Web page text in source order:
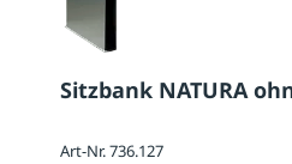
Sitzbank NATURA
Art-Nr. 736.127